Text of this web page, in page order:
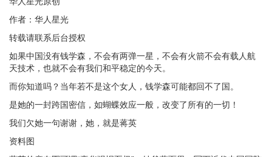
作者：华人星光
转载请联系后台授权
如果中国没有钱学森，不会有两弹一星，不会有火箭不会有载人航
天技术，也就不会有我们和平稳定的今天。
而你知道吗？当年若不是这个女人，钱学森可能都回不了国。
是她的一封跨国密信，如蝴蝶效应一般，改变了所有的一切！
我们欠她一句谢谢，她，就是蒋英
资料图